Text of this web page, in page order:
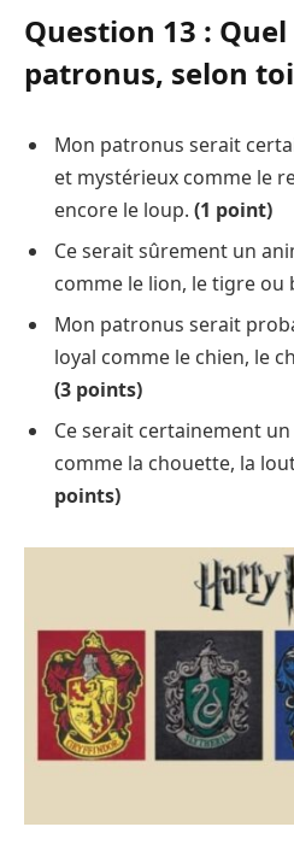
Question 13 :
patronus, selon
Mon patronus serait
et mystérieux comme le
encore le loup. (1 point)
Ce serait sûrement un
comme le lion, le tigre ou
Mon patronus serait
loyal comme le chien, le
(3 points)
Ce serait certainement
comme la chouette, la
points)